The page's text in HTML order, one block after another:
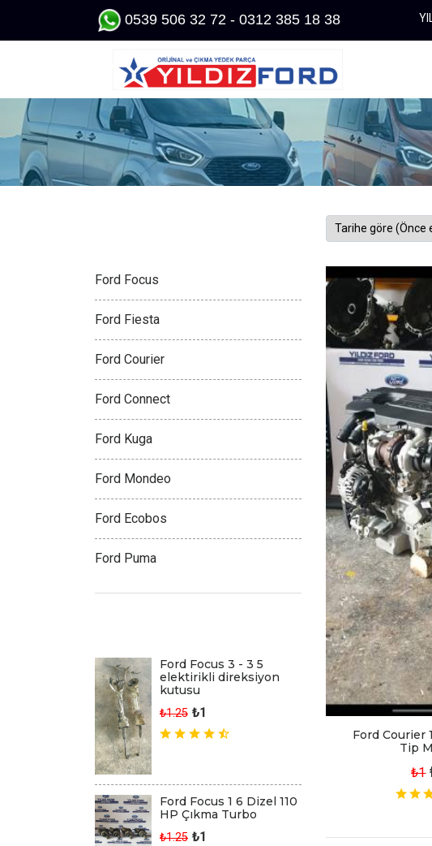
0539 506 32 72 - 0312 385 18 38 YILDIZ
Ford Courier
Tip
₺1
Ford Focus
Ford Fiesta
Ford Courier
Ford Connect
Ford Kuga
Ford Mondeo
Ford Ecobos
Ford Puma
Ford Focus 3 - 3 5
elektirikli direksiyon
kutusu
₺1.25 ₺1
Ford Focus 1 6 Dizel 110
HP Çıkma Turbo
₺1.25 ₺1